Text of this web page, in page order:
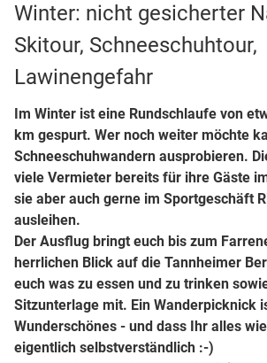
Winter: nicht gesicherter
Skitour, Schneeschuhtour,
Lawinengefahr
Im Winter ist eine Rundschlaufe von
km gespurt. Wer noch weiter möchte
Schneeschuhwandern ausprobieren.
viele Vermieter bereits für ihre Gäste
sie aber auch gerne im Sportgeschäft
ausleihen.
Der Ausflug bringt euch bis zum
herrlichen Blick auf die Tannheimer
euch was zu essen und zu trinken
Sitzunterlage mit. Ein Wanderpicknick
Wunderschönes - und dass Ihr alles
eigentlich selbstverständlich :-)